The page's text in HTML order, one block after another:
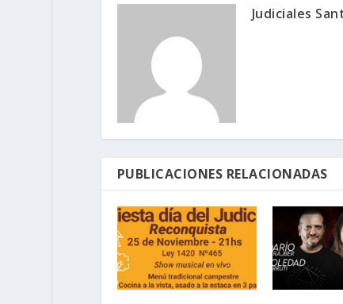
Judiciales
PUBLICACIONES RELACIONADAS